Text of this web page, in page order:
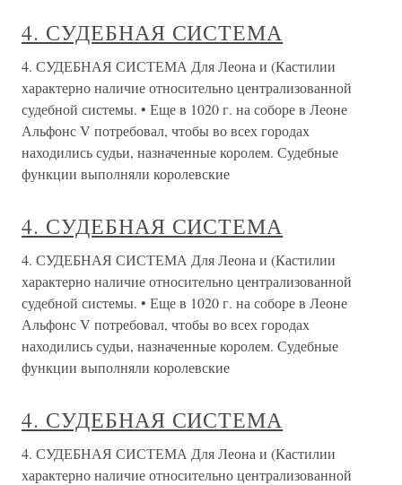
4. СУДЕБНАЯ СИСТЕМА
4. СУДЕБНАЯ СИСТЕМА Для Леона и (Кастилии
характерно наличие относительно централизованной
судебной системы. • Еще в 1020 г. на соборе в Леоне
Альфонс V потребовал, чтобы во всех городах
находились судьи, назначенные королем. Судебные
функции выполняли королевские
4. СУДЕБНАЯ СИСТЕМА
4. СУДЕБНАЯ СИСТЕМА Для Леона и (Кастилии
характерно наличие относительно централизованной
судебной системы. • Еще в 1020 г. на соборе в Леоне
Альфонс V потребовал, чтобы во всех городах
находились судьи, назначенные королем. Судебные
функции выполняли королевские
4. СУДЕБНАЯ СИСТЕМА
4. СУДЕБНАЯ СИСТЕМА Для Леона и (Кастилии
характерно наличие относительно централизованной